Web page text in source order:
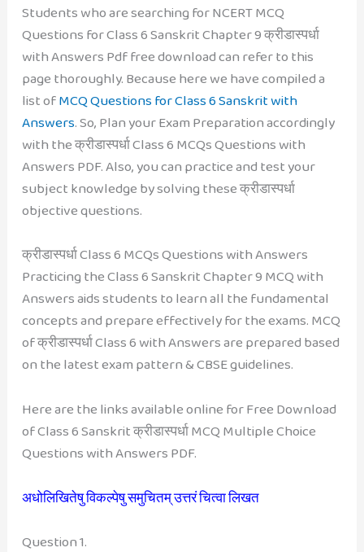
Students who are searching for NCERT MCQ
Questions for Class 6 Sanskrit Chapter 9 क्रीडास्पर्धा
with Answers Pdf free download can refer to this
page thoroughly. Because here we have compiled a
list ofMCQ Questions for Class 6 Sanskrit with
Answers. So, Plan your Exam Preparation accordingly
with the क्रीडास्पर्धा Class 6 MCQs Questions with
Answers PDF. Also, you can practice and test your
subject knowledge by solving these क्रीडास्पर्धा
objective questions.
क्रीडास्पर्धा Class 6 MCQs Questions with Answers
Practicing the Class 6 Sanskrit Chapter 9 MCQ with
Answers aids students to learn all the fundamental
concepts and prepare effectively for the exams. MCQ
of क्रीडास्पर्धा Class 6 with Answers are prepared based
on the latest exam pattern & CBSE guidelines.
Here are the links available online for Free Download
of Class 6 Sanskrit क्रीडास्पर्धा MCQ Multiple Choice
Questions with Answers PDF.
अधोलिखितेषु विकल्पेषु समुचितम् उत्तरं चित्वा लिखत
Question 1.